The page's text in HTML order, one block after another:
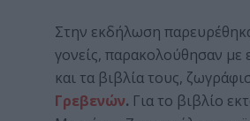
Στην εκδήλωση
γονείς, παρακολούθησαν
και τα βιβλία τους,
Γρεβενών. Για το βιβλίο